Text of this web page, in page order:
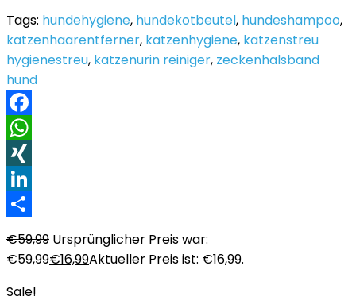
Tags: hundehygiene, hundekotbeutel, hundeshampoo,
katzenhaarentferner, katzenhygiene, katzenstreu
hygienestreu, katzenurin reiniger, zeckenhalsband
hund
Facebook
WhatsApp
XING
LinkedIn
€59,99 Ursprünglicher Preis war:
€59,99€16,99Aktueller Preis ist: €16,99.
Sale!